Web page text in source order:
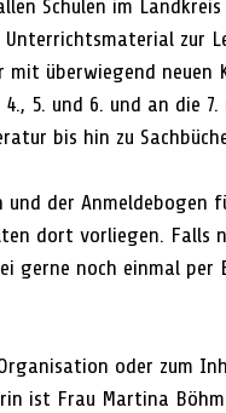
Schulen im
Unterrichtsmaterial zur
mit überwiegend
4., 5. und 6. und an die
bis hin zu
der Anmeldebogen
dort vorliegen. Falls
gerne noch einmal
oder zum
ist Frau Martina